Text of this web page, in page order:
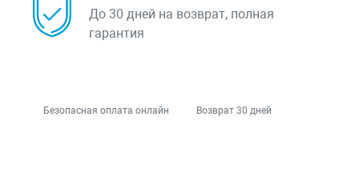
До 30 дней на возврат, полная
гарантия
Безопасная оплата онлайн Возврат 30 дней